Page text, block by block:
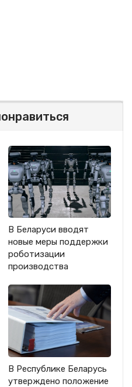
В Беларуси вводят
новые меры поддержки
роботизации
производства
В Республике Беларусь
утверждено положение